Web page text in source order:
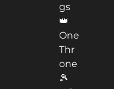
gs
👑
One
Thr
one
🎾